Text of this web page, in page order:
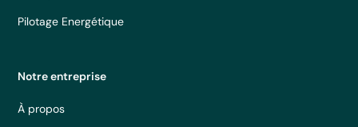
Pilotage Energétique
Notre entreprise
À propos